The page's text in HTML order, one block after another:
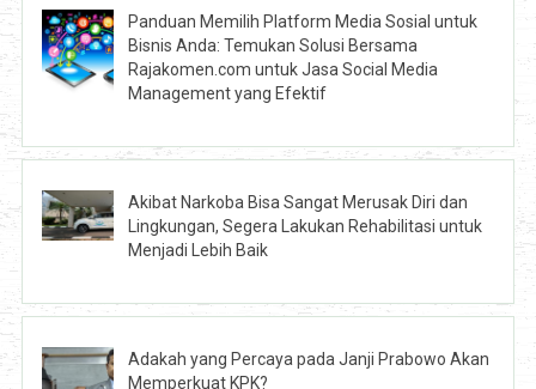
Panduan Memilih Platform Media Sosial untuk
Bisnis Anda: Temukan Solusi Bersama
Rajakomen.com untuk Jasa Social Media
Management yang Efektif
Akibat Narkoba Bisa Sangat Merusak Diri dan
Lingkungan, Segera Lakukan Rehabilitasi untuk
Menjadi Lebih Baik
Adakah yang Percaya pada Janji Prabowo Akan
Memperkuat KPK?